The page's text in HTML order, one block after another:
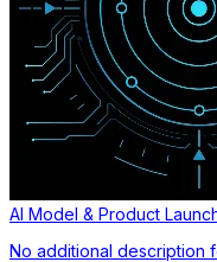
AI Model & Product
No additional description